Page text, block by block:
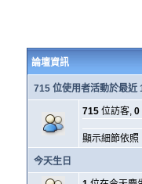
論壇資訊
715 位使用者活動於最近
715位訪客, 0
顯示細節依照
今天生日